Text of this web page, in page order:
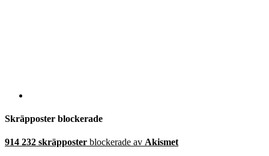
Skräpposter blockerade
914 232 skräpposter blockerade av Akismet